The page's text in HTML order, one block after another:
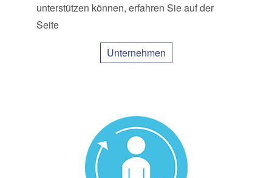
unterstützen können, erfahren Sie auf der
Seite
Unternehmen